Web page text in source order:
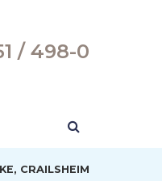
/ 498-0
CRAILSHEIM